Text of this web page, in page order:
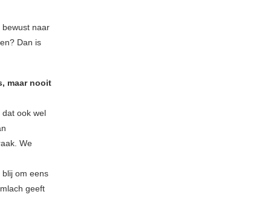
bewust naar
Dan is
maar nooit
ook wel
We
om eens
geeft